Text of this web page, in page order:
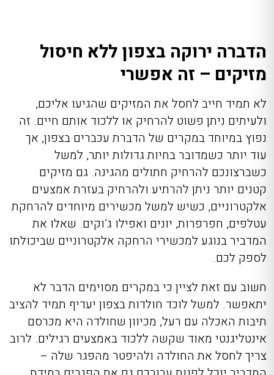
הדברה ירוקה בצפון ללא חיסול
מזיקים – זה אפשרי
לא תמיד חייב לחסל את המזיקים שהגיעו אליכם,
ולעיתים ניתן פשוט להרחיק או ללכוד אותם חיים. זה
נפוץ במיוחד במקרים של הדברת עכברים בצפון, אך
עוד יותר כשמדובר בחיות גדולות יותר, למשל
כשברצונכם להרחיק חתולים מהגינה. גם מזיקים
קטנים יותר ניתן להרתיע ולהרחיק בעזרת אמצעים
אלקטרוניים, כשיש למשל מכשירים מיוחדים להרחקת
עטלפים, חפרפרות, יונים ואפילו ג’וקים. שאלו את
המדביר בנוגע למכשירי הרחקה אלקטרוניים שביכולתו
לספק לכם.
חשוב עם זאת לציין כי במקרים מסוימים הדבר לא
יתאפשר. למשל לוכד חולדות בצפון יעדיף תמיד להציב
תיבות האכלה עם רעל, מכיוון שחולדה היא מכרסם
אינטליגנטי מאוד שקשה ללכוד באמצעים רגילים. לרוב
צריך לחסל את החולדה ולהיפטר מהפגר שלה –